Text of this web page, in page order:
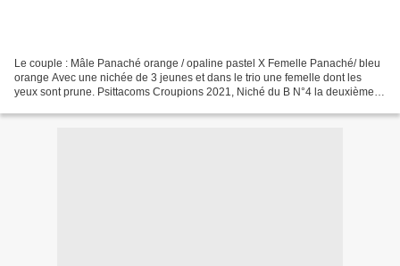
Le couple : Mâle Panaché orange / opaline pastel X Femelle Panaché/ bleu
orange Avec une nichée de 3 jeunes et dans le trio une femelle dont les
yeux sont prune. Psittacoms Croupions 2021, Niché du B N°4 la deuxième